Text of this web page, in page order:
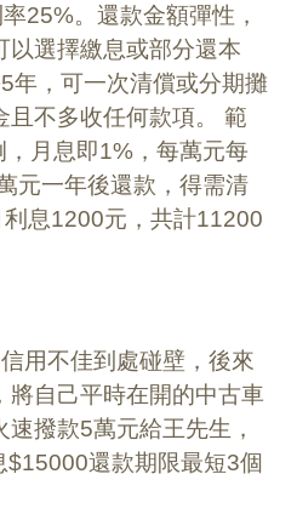
25%。還款金額彈性，
以選擇繳息或部分還本
年，可一次清償或分期攤
且不多收任何款項。 範
月息即1%，每萬元每
元一年後還款，得需清
息1200元，共計11200
用不佳到處碰壁，後來
將自己平時在開的中古車
撥款5萬元給王先生，
$15000還款期限最短3個